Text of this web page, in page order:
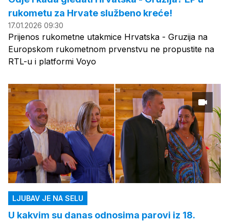
rukometu za Hrvate službeno kreće!
17.01.2026 09:30
Prijenos rukometne utakmice Hrvatska - Gruzija na
Europskom rukometnom prvenstvu ne propustite na
RTL-u i platformi Voyo
LJUBAV JE NA SELU
U kakvim su danas odnosima parovi iz 18.